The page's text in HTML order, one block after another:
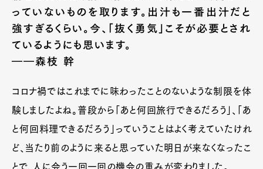
っていないものを取ります。出汁も一番出汁だと
強すぎるくらい。今、「抜く勇気」こそが必要とされ
ているようにも思います。
――森枝 幹
コロナ禍ではこれまでに味わったことのないような制限を体
験しましたよね。普段から「あと何回旅行できるだろう」、「あ
と何回料理できるだろう」っていうことはよく考えていたけれ
ど、当たり前のように来ると思っていた明日が来なくなったこ
とで、人に会う一回一回の機会の重みが変わりました。